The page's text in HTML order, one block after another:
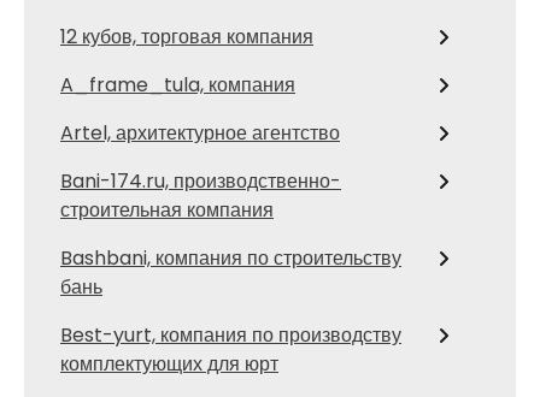
12 кубов, торговая компания
A_frame_tula, компания
Artel, архитектурное агентство
Bani-174.ru, производственно-
строительная компания
Bashbani, компания по строительству
бань
Best-yurt, компания по производству
комплектующих для юрт